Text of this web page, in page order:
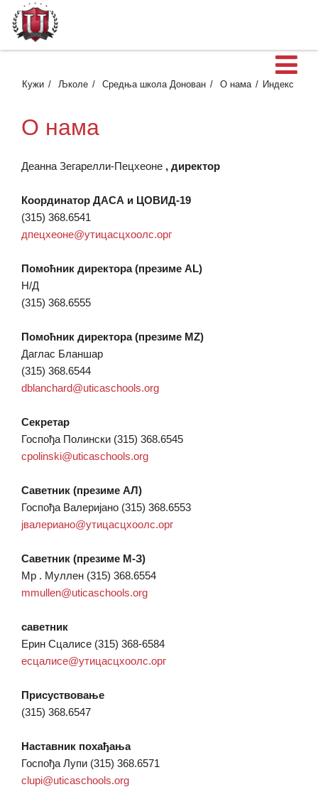
Кужи Љколе Средња школа Донован О нама Индекс
О нама
Деанна Зегарелли-Пецхеоне , директор
Координатор ДАСА и ЦОВИД-19
(315) 368.6541
дпецхеоне@утицасцхоолс.орг
Помоћник директора (презиме AL)
Н/Д
(315) 368.6555
Помоћник директора (презиме MZ)
Даглас Бланшар
(315) 368.6544
dblanchard@uticaschools.org
Секретар
Госпођа Полински (315) 368.6545
cpolinski@uticaschools.org
Саветник (презиме АЛ)
Госпођа Валеријано (315) 368.6553
јвалериано@утицасцхоолс.орг
Саветник (презиме М-З)
Мр . Муллен (315) 368.6554
mmullen@uticaschools.org
саветник
Ерин Сцалисе (315) 368-6584
есцалисе@утицасцхоолс.орг
Присуствовање
(315) 368.6547
Наставник похађања
Госпођа Лупи (315) 368.6571
clupi@uticaschools.org